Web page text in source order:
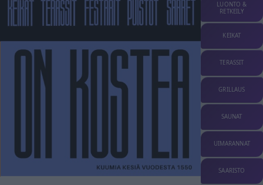
LUONTO &
RETKEILY
KEIKAT
TERASSIT
GRILLAUS
SAUNAT
UIMARANNAT
SAARISTO